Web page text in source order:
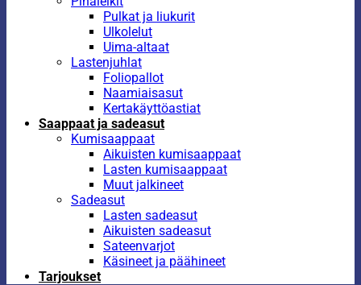
Pulkat ja liukurit
Ulkolelut
Uima-altaat
Lastenjuhlat
Foliopallot
Naamiaisasut
Kertakäyttöastiat
Saappaat ja sadeasut
Kumisaappaat
Aikuisten kumisaappaat
Lasten kumisaappaat
Muut jalkineet
Sadeasut
Lasten sadeasut
Aikuisten sadeasut
Sateenvarjot
Käsineet ja päähineet
Tarjoukset